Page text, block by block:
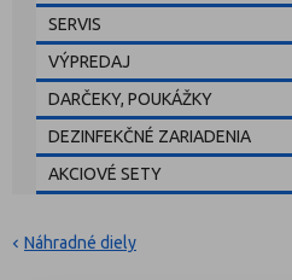
SERVIS
VÝPREDAJ
DARČEKY, POUKÁŽKY
DEZINFEKČNÉ ZARIADENIA
AKCIOVÉ SETY
Náhradné diely